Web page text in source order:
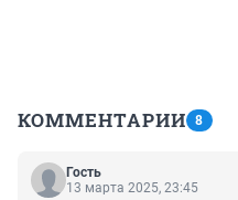
КОММЕНТАРИИ 8
Гость
13 марта 2025, 23:45